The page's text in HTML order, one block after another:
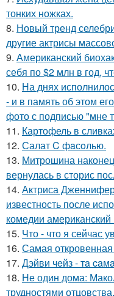
тонких ножках.
8. Новый тренд
другие актрисы
9. Американский
себя по $2 млн в год,
10. На днях
- и в память об этом
фото с подписью "мне
11. Картофель в
12. Салат C фaсoлью.
13. Митрошина
вернулась в сторис
14. Актриса
известность после
комедии американский
15. Что - что я сейчас
16. Самая
17. Дэйви чeйз - тa
18. Не один дома:
трудностями отцовства.